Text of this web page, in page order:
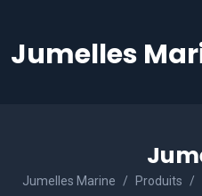
Jumelles
Jumelles Marine Produits